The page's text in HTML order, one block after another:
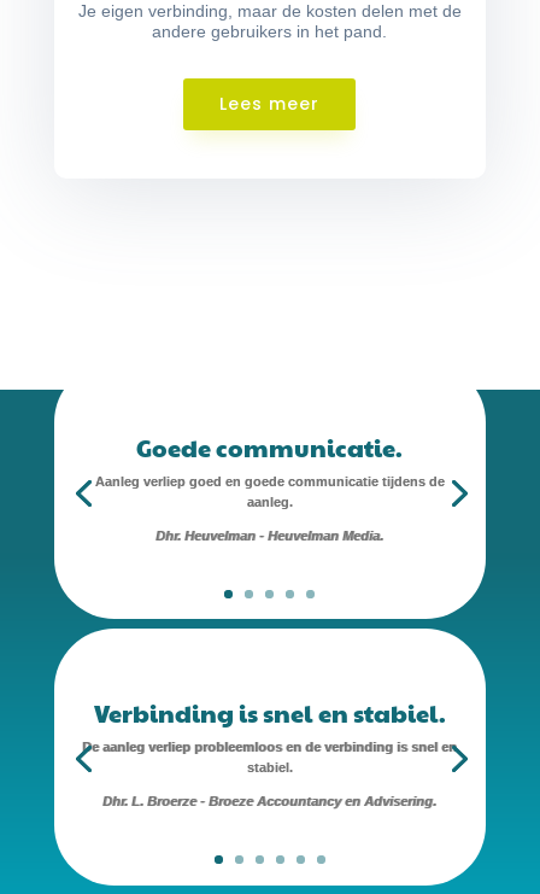
Je eigen verbinding, maar de kosten delen met de
andere gebruikers in het pand.
Lees meer
Goede communicatie.
Aanleg verliep goed en goede communicatie tijdens de
aanleg.
Dhr. Heuvelman - Heuvelman Media.
Verbinding is snel en stabiel.
De aanleg verliep probleemloos en de verbinding is snel en
stabiel.
Dhr. L. Broerze - Broeze Accountancy en Advisering.